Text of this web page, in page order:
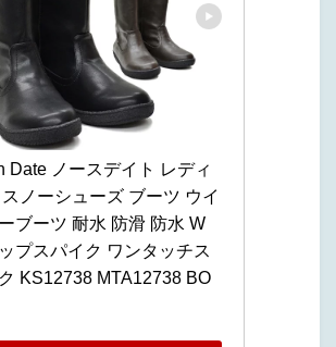
Date ノースデイト レディ
ノーシューズ ブーツ ウイ
ブーツ 耐水 防滑 防水 W
プスパイク ワンタッチス
KS12738 MTA12738 BO